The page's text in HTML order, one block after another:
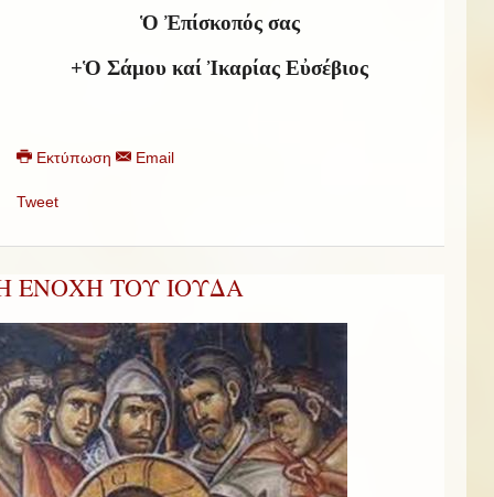
Ὁ Ἐπίσκοπός σας
+Ὁ Σάμου καί Ἰκαρίας Εὐσέβιος
Εκτύπωση Email
Tweet
ΕΝΟΧΗ ΤΟΥ ΙΟΥΔΑ